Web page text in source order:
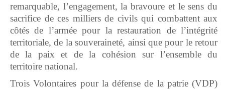
remarquable, l’engagement, la bravoure et le sens du
sacrifice de ces milliers de civils qui combattent aux
côtés de l’armée pour la restauration de l’intégrité
territoriale, de la souveraineté, ainsi que pour le retour
de la paix et de la cohésion sur l’ensemble du
territoire national.
Trois Volontaires pour la défense de la patrie (VDP)